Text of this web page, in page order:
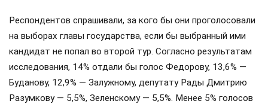
Респондентов спрашивали, за кого бы они проголосовали
на выборах главы государства, если бы выбранный ими
кандидат не попал во второй тур. Согласно результатам
исследования, 14% отдали бы голос Федорову, 13,6% —
Буданову, 12,9% — Залужному, депутату Рады Дмитрию
Разумкову — 5,5%, Зеленскому — 5,5%. Менее 5% голосов